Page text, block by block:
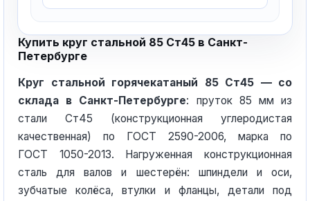
Купить круг стальной 85 Ст45 в Санкт-
Петербурге
Круг стальной горячекатаный 85 Ст45 — со
склада в Санкт-Петербурге: пруток 85 мм из
стали Ст45 (конструкционная углеродистая
качественная) по ГОСТ 2590-2006, марка по
ГОСТ 1050-2013. Нагруженная конструкционная
сталь для валов и шестерён: шпиндели и оси,
зубчатые колёса, втулки и фланцы, детали под